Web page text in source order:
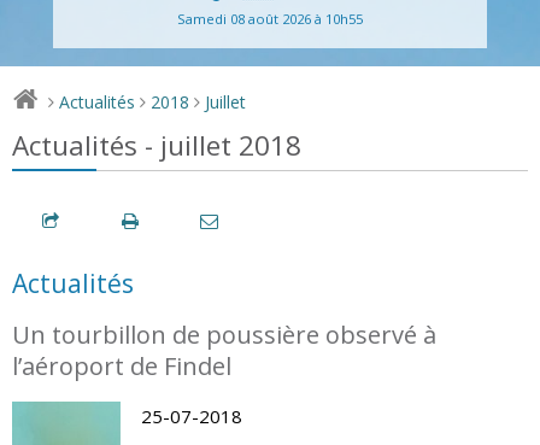
Samedi 08 août 2026 à 10h55
> Actualités > 2018 > Juillet
Actualités - juillet 2018
Actualités
Un tourbillon de poussière observé à
l’aéroport de Findel
25-07-2018